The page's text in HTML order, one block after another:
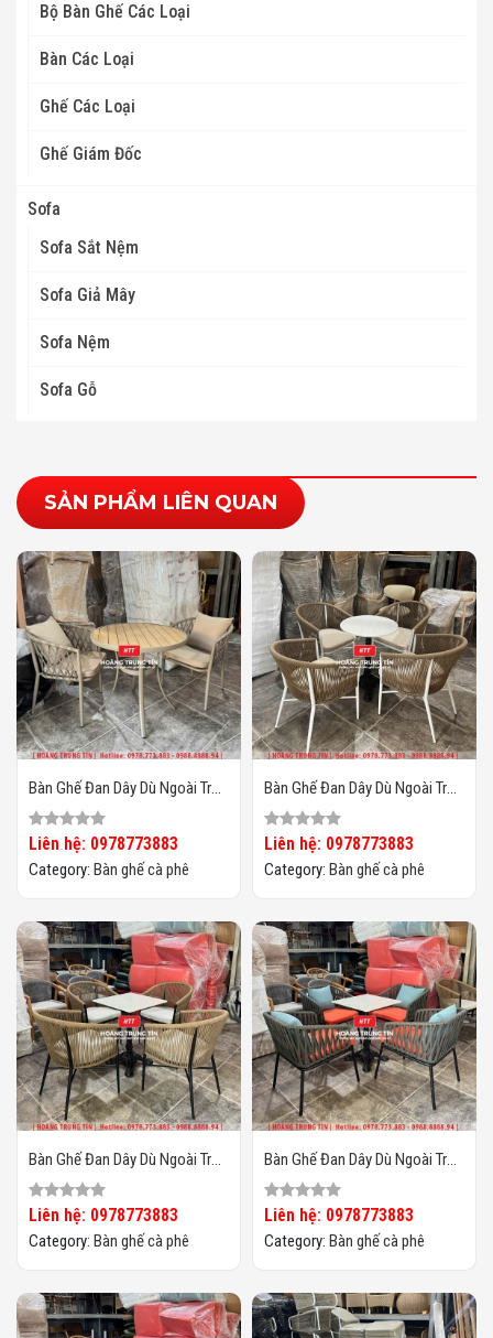
Bộ Bàn Ghế Các Loại
Bàn Các Loại
Ghế Các Loại
Ghế Giám Đốc
Sofa
Sofa Sắt Nệm
Sofa Giả Mây
Sofa Nệm
Sofa Gỗ
SẢN PHẨM LIÊN QUAN
Bàn Ghế Đan Dây Dù Ngoài Trời
HTT06
Liên hệ: 0978773883
Category: Bàn ghế cà phê
Bàn Ghế Đan Dây Dù Ngoài Trời
HTT05
Liên hệ: 0978773883
Category: Bàn ghế cà phê
Bàn Ghế Đan Dây Dù Ngoài Trời
HTT04
Liên hệ: 0978773883
Category: Bàn ghế cà phê
Bàn Ghế Đan Dây Dù Ngoài Trời
HTT03
Liên hệ: 0978773883
Category: Bàn ghế cà phê